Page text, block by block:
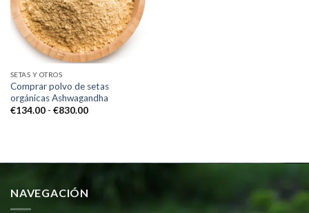
SETAS Y OTROS
Comprar polvo de setas
orgánicas Ashwagandha
€134.00 - €830.00Rango
€830.00
NAVEGACIÓN